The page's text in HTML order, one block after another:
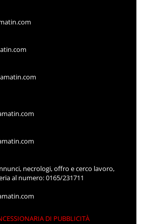
necrologi, offro e cerco lavoro,
al numero: 0165/231711
DI PUBBLICITÀ